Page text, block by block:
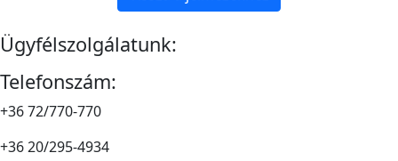
Ügyfélszolgálatunk:
Telefonszám:
+36 72/770-770
+36 20/295-4934